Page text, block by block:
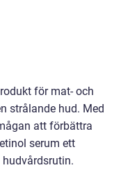
för mat- och
strålande hud. Med
att förbättra
serum ett